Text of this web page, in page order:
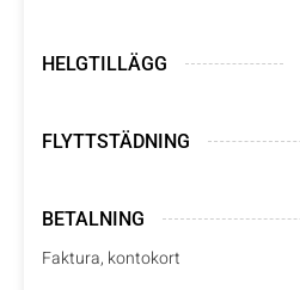
HELGTILLÄGG
FLYTTSTÄDNING
BETALNING
Faktura, kontokort